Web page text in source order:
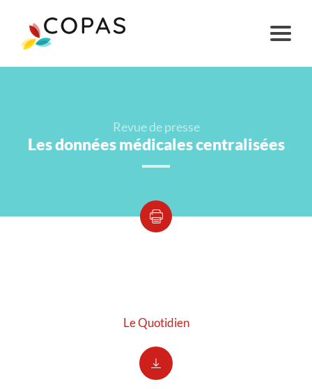
Revue de presse
Les données médicales centralisées
Le Quotidien